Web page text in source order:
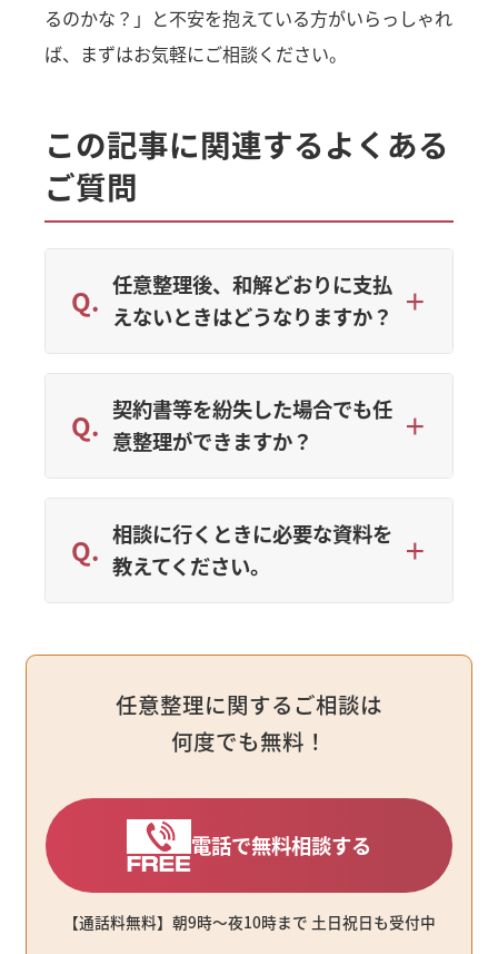
るのかな？」と不安を抱えている方がいらっしゃれ
ば、まずはお気軽にご相談ください。
この記事に関連するよくある
ご質問
任意整理後、和解どおりに支払
えないときはどうなりますか？
契約書等を紛失した場合でも任
意整理ができますか？
相談に行くときに必要な資料を
教えてください。
任意整理に関するご相談は
何度でも無料！
電話で無料相談する
【通話料無料】朝9時〜夜10時まで ⼟⽇祝⽇も受付中